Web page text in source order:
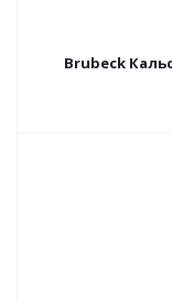
Brubeck